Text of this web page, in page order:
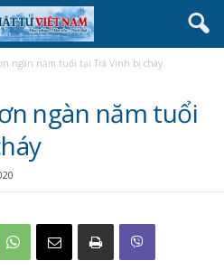
ngàn năm tuổi tại Trà Vinh bị cháy
ngàn năm tuổi